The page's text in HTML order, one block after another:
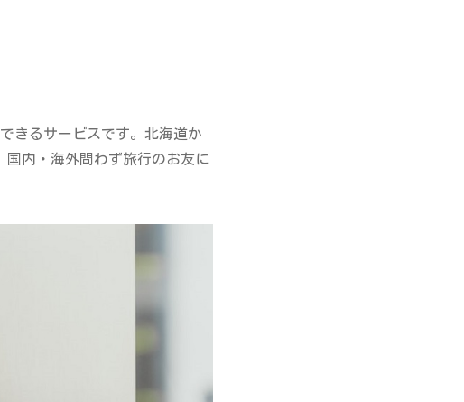
きるサービスです。北海道か
内・海外問わず旅行のお友に